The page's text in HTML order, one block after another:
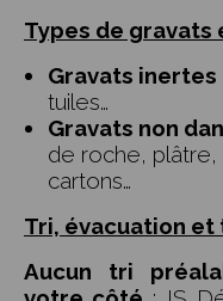
Types de gravats
Gravats inertes
tuiles…
Gravats non
de roche,
cartons…
Tri, évacuation
Aucun tri